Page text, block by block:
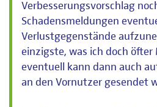
Verbesserungsvorschlag
Schadensmeldungen
Verlustgegenstände
einzigste, was ich doch öfter
eventuell kann dann auch
an den Vornutzer gesendet